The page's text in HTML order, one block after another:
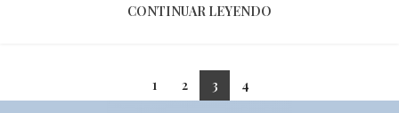
CONTINUAR LEYENDO
1 2 3 4